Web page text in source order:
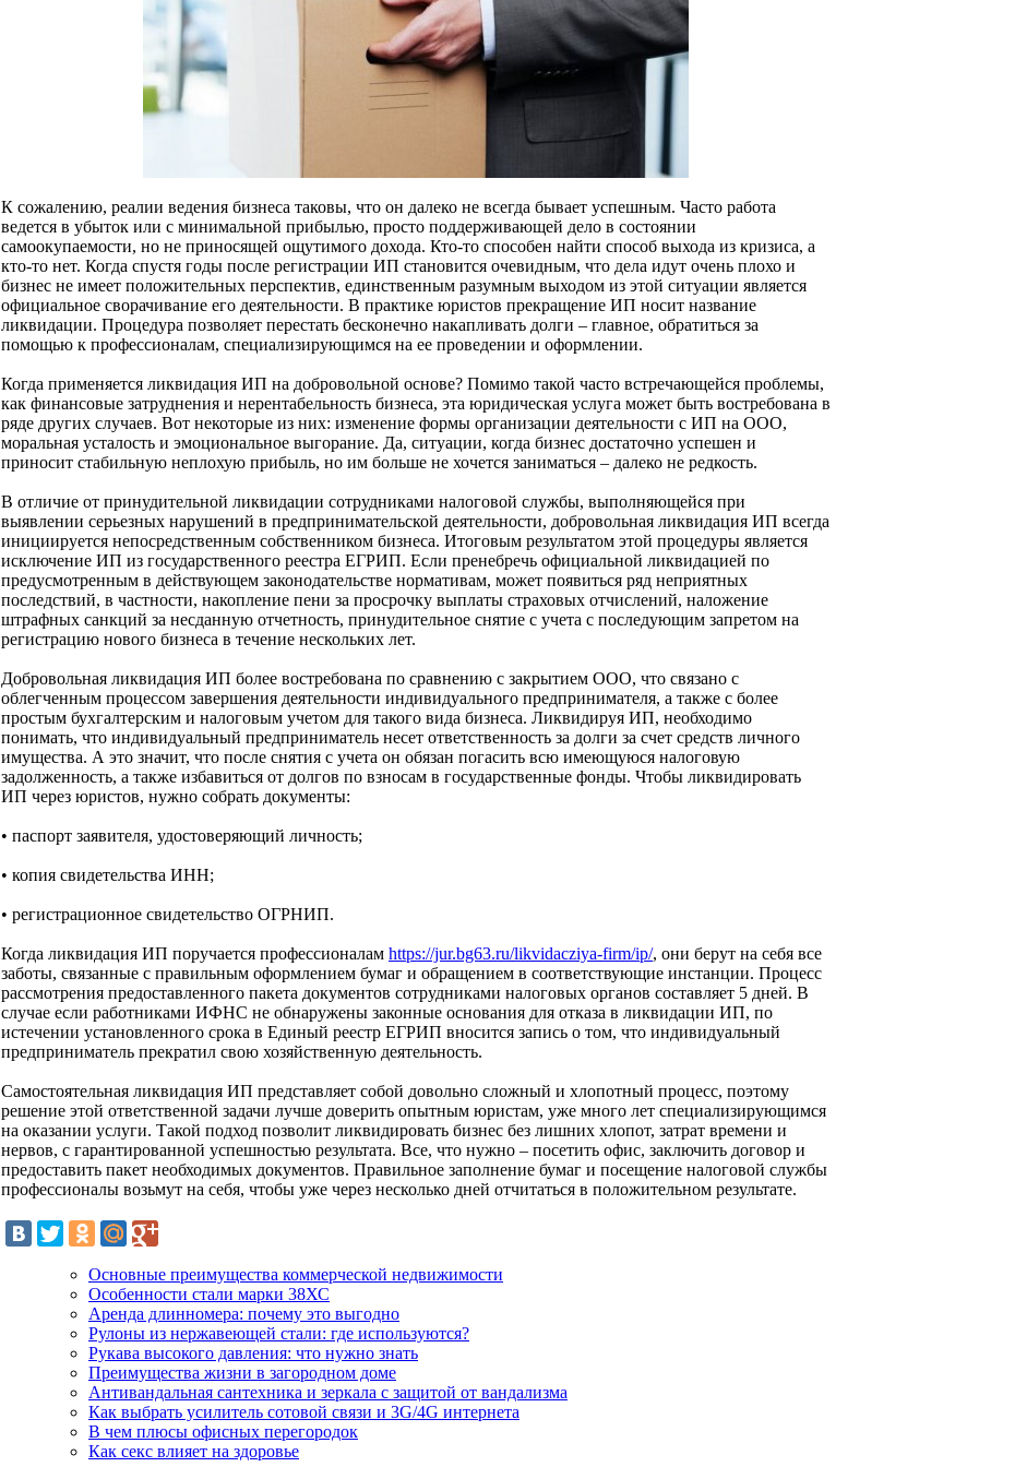
К сожалению, реалии ведения бизнеса таковы, что он далеко не всегда бывает успешным. Часто работа
ведется в убыток или с минимальной прибылью, просто поддерживающей дело в состоянии
самоокупаемости, но не приносящей ощутимого дохода. Кто-то способен найти способ выхода из кризиса, а
кто-то нет. Когда спустя годы после регистрации ИП становится очевидным, что дела идут очень плохо и
бизнес не имеет положительных перспектив, единственным разумным выходом из этой ситуации является
официальное сворачивание его деятельности. В практике юристов прекращение ИП носит название
ликвидации. Процедура позволяет перестать бесконечно накапливать долги – главное, обратиться за
помощью к профессионалам, специализирующимся на ее проведении и оформлении.
Когда применяется ликвидация ИП на добровольной основе? Помимо такой часто встречающейся проблемы,
как финансовые затруднения и нерентабельность бизнеса, эта юридическая услуга может быть востребована в
ряде других случаев. Вот некоторые из них: изменение формы организации деятельности с ИП на ООО,
моральная усталость и эмоциональное выгорание. Да, ситуации, когда бизнес достаточно успешен и
приносит стабильную неплохую прибыль, но им больше не хочется заниматься – далеко не редкость.
В отличие от принудительной ликвидации сотрудниками налоговой службы, выполняющейся при
выявлении серьезных нарушений в предпринимательской деятельности, добровольная ликвидация ИП всегда
инициируется непосредственным собственником бизнеса. Итоговым результатом этой процедуры является
исключение ИП из государственного реестра ЕГРИП. Если пренебречь официальной ликвидацией по
предусмотренным в действующем законодательстве нормативам, может появиться ряд неприятных
последствий, в частности, накопление пени за просрочку выплаты страховых отчислений, наложение
штрафных санкций за несданную отчетность, принудительное снятие с учета с последующим запретом на
регистрацию нового бизнеса в течение нескольких лет.
Добровольная ликвидация ИП более востребована по сравнению с закрытием ООО, что связано с
облегченным процессом завершения деятельности индивидуального предпринимателя, а также с более
простым бухгалтерским и налоговым учетом для такого вида бизнеса. Ликвидируя ИП, необходимо
понимать, что индивидуальный предприниматель несет ответственность за долги за счет средств личного
имущества. А это значит, что после снятия с учета он обязан погасить всю имеющуюся налоговую
задолженность, а также избавиться от долгов по взносам в государственные фонды. Чтобы ликвидировать
ИП через юристов, нужно собрать документы:
• паспорт заявителя, удостоверяющий личность;
• копия свидетельства ИНН;
• регистрационное свидетельство ОГРНИП.
Когда ликвидация ИП поручается профессионалам https://jur.bg63.ru/likvidacziya-firm/ip/, они берут на себя все
заботы, связанные с правильным оформлением бумаг и обращением в соответствующие инстанции. Процесс
рассмотрения предоставленного пакета документов сотрудниками налоговых органов составляет 5 дней. В
случае если работниками ИФНС не обнаружены законные основания для отказа в ликвидации ИП, по
истечении установленного срока в Единый реестр ЕГРИП вносится запись о том, что индивидуальный
предприниматель прекратил свою хозяйственную деятельность.
Самостоятельная ликвидация ИП представляет собой довольно сложный и хлопотный процесс, поэтому
решение этой ответственной задачи лучше доверить опытным юристам, уже много лет специализирующимся
на оказании услуги. Такой подход позволит ликвидировать бизнес без лишних хлопот, затрат времени и
нервов, с гарантированной успешностью результата. Все, что нужно – посетить офис, заключить договор и
предоставить пакет необходимых документов. Правильное заполнение бумаг и посещение налоговой службы
профессионалы возьмут на себя, чтобы уже через несколько дней отчитаться в положительном результате.
Основные преимущества коммерческой недвижимости
Особенности стали марки 38ХС
Аренда длинномера: почему это выгодно
Рулоны из нержавеющей стали: где используются?
Рукава высокого давления: что нужно знать
Преимущества жизни в загородном доме
Антивандальная сантехника и зеркала с защитой от вандализма
Как выбрать усилитель сотовой связи и 3G/4G интернета
В чем плюсы офисных перегородок
Как секс влияет на здоровье